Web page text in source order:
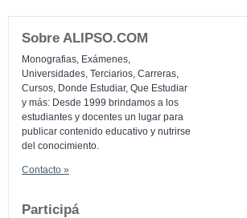
Sobre ALIPSO.COM
Monografias, Exámenes,
Universidades, Terciarios, Carreras,
Cursos, Donde Estudiar, Que Estudiar
y más: Desde 1999 brindamos a los
estudiantes y docentes un lugar para
publicar contenido educativo y nutrirse
del conocimiento.
Contacto »
Participá